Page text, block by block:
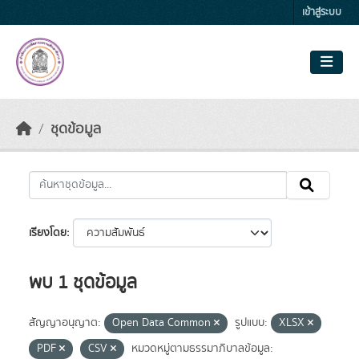
เข้าสู่ระบบ
ชุดข้อมูล
เรียงโดย
พบ 1 ชุดข้อมูล
สัญญาอนุญาต: Open Data Common รูปแบบ:
XLSX
PDF
CSV
หมวดหมู่ตามธรรมาภิบาลข้อมูล: